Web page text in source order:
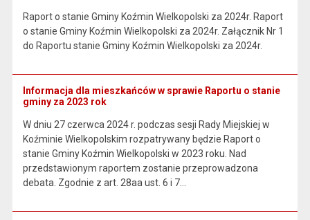
Raport o stanie Gminy Koźmin Wielkopolski za 2024r. Raport
o stanie Gminy Koźmin Wielkopolski za 2024r. Załącznik Nr 1
do Raportu stanie Gminy Koźmin Wielkopolski za 2024r.
Informacja dla mieszkańców w sprawie Raportu o stanie
gminy za 2023 rok
W dniu 27 czerwca 2024 r. podczas sesji Rady Miejskiej w
Koźminie Wielkopolskim rozpatrywany będzie Raport o
stanie Gminy Koźmin Wielkopolski w 2023 roku. Nad
przedstawionym raportem zostanie przeprowadzona
debata. Zgodnie z art. 28aa ust. 6 i 7…